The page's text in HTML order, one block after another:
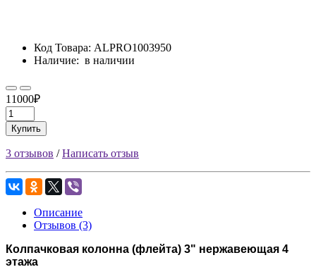
Код Товара: ALPRO1003950
Наличие: в наличии
11000₽
Купить
3 отзывов /Написать отзыв
Описание
Отзывов (3)
Колпачковая колонна (флейта) 3" нержавеющая 4
этажа